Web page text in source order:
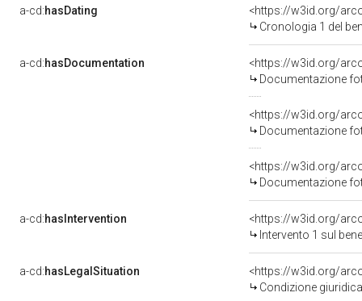
a-cd:hasDating
<https://w3id.org/
Cronologia 1 del
a-cd:hasDocumentation
Documentazione
Documentazione
Documentazione
a-cd:hasIntervention
<https://w3id.org/
Intervento 1 sul
a-cd:hasLegalSituation
Condizione